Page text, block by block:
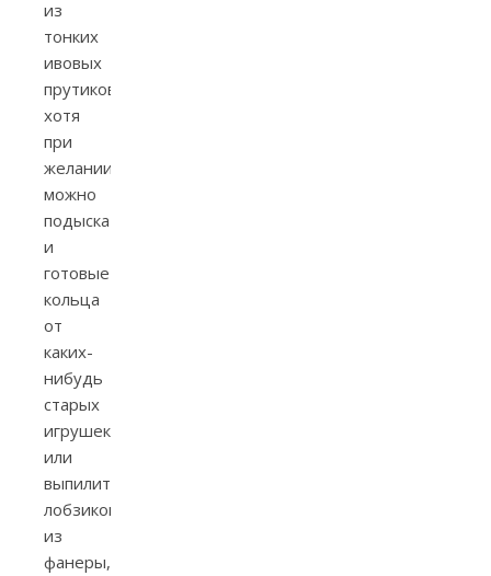
из
тонких
ивовых
прутиков,
хотя
при
желании
можно
подыскать
и
готовые
кольца
от
каких-
нибудь
старых
игрушек
или
выпилить
лобзиком
из
фанеры,